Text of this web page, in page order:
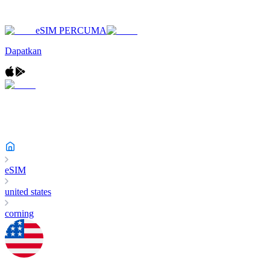
eSIM PERCUMA
Dapatkan
eSIM
united states
corning